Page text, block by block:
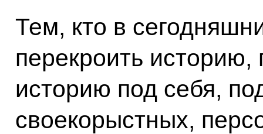
Тем, кто в
перекроить историю,
историю под себя,
своекорыстных,